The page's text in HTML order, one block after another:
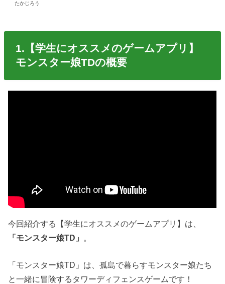
たかじろう
1.【学生にオススメのゲームアプリ】
モンスター娘TDの概要
今回紹介する【学生にオススメのゲームアプリ】は、
「モンスター娘TD」
「モンスター娘TD」は、孤島で暮らすモンスター娘たち
と一緒に冒険するタワーディフェンスゲームです！